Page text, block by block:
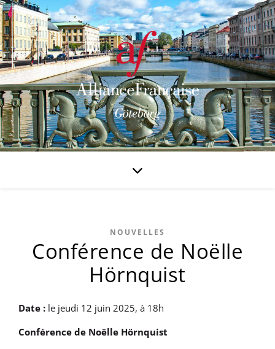
NOUVELLES
Conférence de Noëlle
Hörnquist
Date : le jeudi 12 juin 2025, à 18h
Conférence de Noëlle Hörnquist